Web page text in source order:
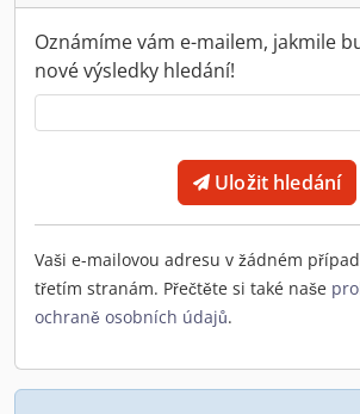
Oznámíme vám e-mailem, jakmile
nové výsledky hledání!
Uložit hledání
Vaši e-mailovou adresu v žádném
třetím stranám. Přečtěte si také naše
ochraně osobních údajů.